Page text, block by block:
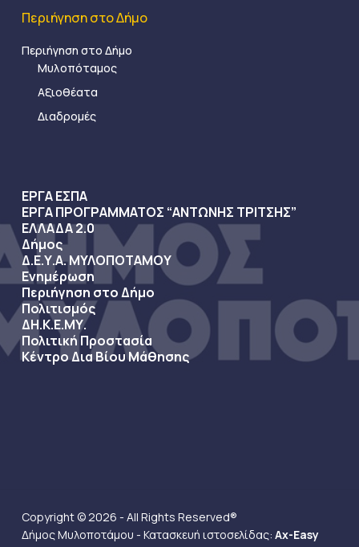
Περιήγηση στο Δήμο
Περιήγηση στο Δήμο
Μυλοπόταμος
Αξιοθέατα
Διαδρομές
ΕΡΓΑ ΕΣΠΑ
ΕΡΓΑ ΠΡΟΓΡΑΜΜΑΤΟΣ “ΑΝΤΩΝΗΣ ΤΡΙΤΣΗΣ”
ΕΛΛΑΔΑ 2.0
Δήμος
Δ.Ε.Υ.Α. ΜΥΛΟΠΟΤΑΜΟΥ
Ενημέρωση
Περιήγηση στο Δήμο
Πολιτισμός
ΔΗ.Κ.Ε.ΜΥ.
Πολιτική Προστασία
Κέντρο Δια Βίου Μάθησης
Copyright © 2026 - All Rights Reserved®
Δήμος Μυλοποτάμου - Κατασκευή ιστοσελίδας: Ax-Easy